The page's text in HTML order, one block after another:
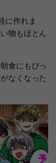
に作れま
物もほとん
食にもぴっ
なくなった